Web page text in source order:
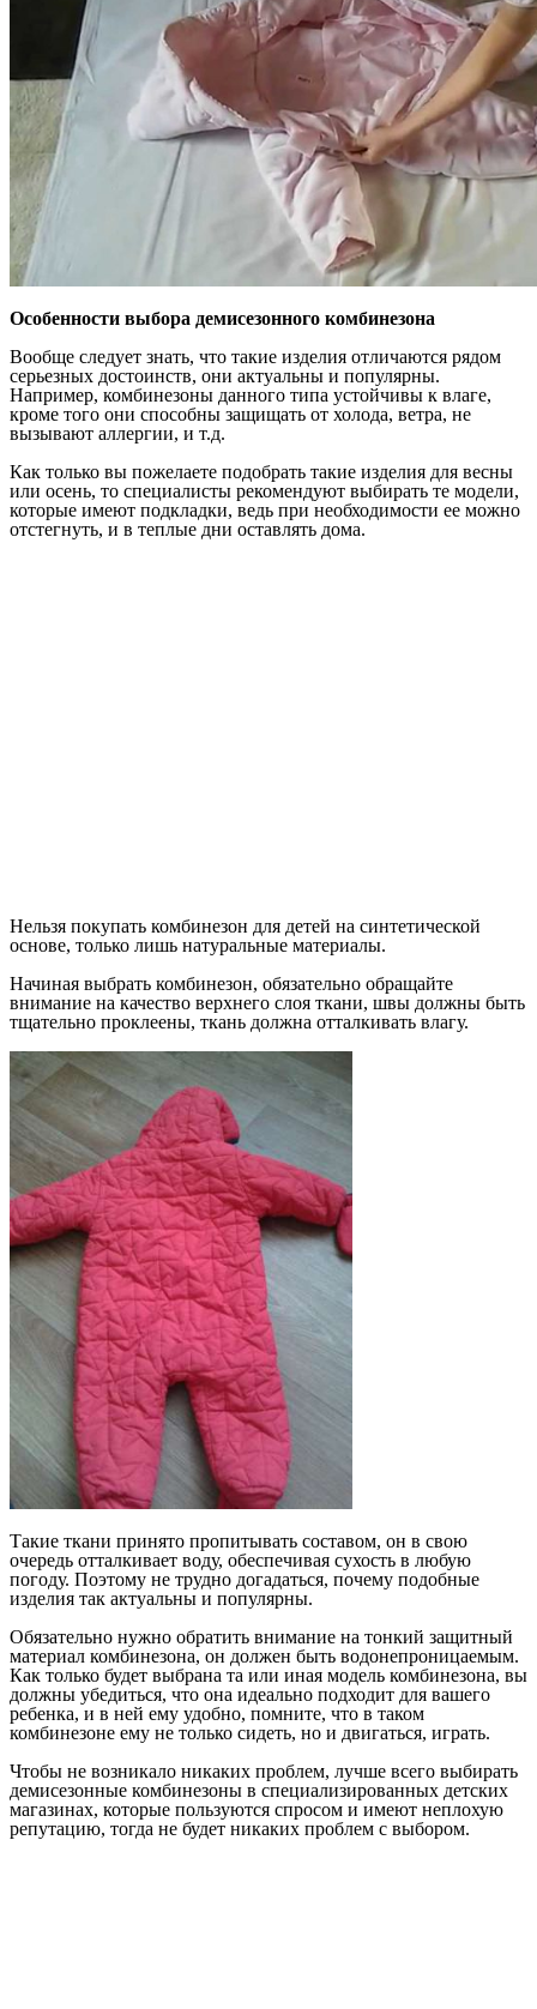
Особенности выбора демисезонного комбинезона
Вообще следует знать, что такие изделия отличаются рядом
серьезных достоинств, они актуальны и популярны.
Например, комбинезоны данного типа устойчивы к влаге,
кроме того они способны защищать от холода, ветра, не
вызывают аллергии, и т.д.
Как только вы пожелаете подобрать такие изделия для весны
или осень, то специалисты рекомендуют выбирать те модели,
которые имеют подкладки, ведь при необходимости ее можно
отстегнуть, и в теплые дни оставлять дома.
Нельзя покупать комбинезон для детей на синтетической
основе, только лишь натуральные материалы.
Начиная выбрать комбинезон, обязательно обращайте
внимание на качество верхнего слоя ткани, швы должны быть
тщательно проклеены, ткань должна отталкивать влагу.
Такие ткани принято пропитывать составом, он в свою
очередь отталкивает воду, обеспечивая сухость в любую
погоду. Поэтому не трудно догадаться, почему подобные
изделия так актуальны и популярны.
Обязательно нужно обратить внимание на тонкий защитный
материал комбинезона, он должен быть водонепроницаемым.
Как только будет выбрана та или иная модель комбинезона, вы
должны убедиться, что она идеально подходит для вашего
ребенка, и в ней ему удобно, помните, что в таком
комбинезоне ему не только сидеть, но и двигаться, играть.
Чтобы не возникало никаких проблем, лучше всего выбирать
демисезонные комбинезоны в специализированных детских
магазинах, которые пользуются спросом и имеют неплохую
репутацию, тогда не будет никаких проблем с выбором.